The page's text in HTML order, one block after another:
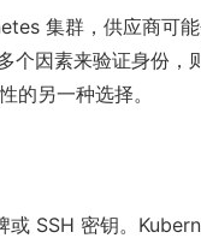
集群，供应商可
个因素来验证身份，
的另一种选择。
或 SSH 密钥。